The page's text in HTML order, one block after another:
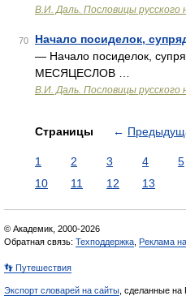
В.И. Даль. Пословицы русского
70
Начало посиделок,
— Начало посиделок,
МЕСЯЦЕСЛОВ …
В.И. Даль. Пословицы русского
Страницы ←
1 2 3 4 5
10
11 12 13
© Академик, 2000-2026
Обратная связь: Техподдержка Реклама
👣 Путешествия
Экспорт словарей на сайты , сделанные на